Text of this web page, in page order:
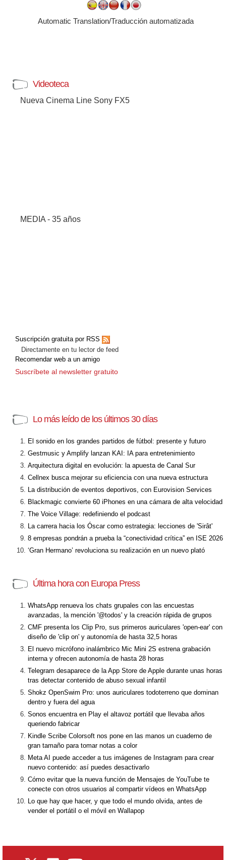
Automatic Translation/Traducción automatizada
Videoteca
Nueva Cinema Line Sony FX5
MEDIA - 35 años
Suscripción gratuita por RSS
Directamente en tu lector de feed
Recomendar web a un amigo
Suscríbete al newsletter gratuito
Lo más leído de los últimos 30 días
El sonido en los grandes partidos de fútbol: presente y futuro
Gestmusic y Amplify lanzan KAI: IA para entretenimiento
Arquitectura digital en evolución: la apuesta de Canal Sur
Cellnex busca mejorar su eficiencia con una nueva estructura
La distribución de eventos deportivos, con Eurovision Services
Blackmagic convierte 60 iPhones en una cámara de alta velocidad
The Voice Village: redefiniendo el podcast
La carrera hacia los Óscar como estrategia: lecciones de 'Sirât'
8 empresas pondrán a prueba la “conectividad crítica” en ISE 2026
‘Gran Hermano’ revoluciona su realización en un nuevo plató
Última hora con Europa Press
WhatsApp renueva los chats grupales con las encuestas
avanzadas, la mención '@todos' y la creación rápida de grupos
CMF presenta los Clip Pro, sus primeros auriculares 'open-ear' con
diseño de 'clip on' y autonomía de hasta 32,5 horas
El nuevo micrófono inalámbrico Mic Mini 2S estrena grabación
interna y ofrecen autonomía de hasta 28 horas
Telegram desaparece de la App Store de Apple durante unas horas
tras detectar contenido de abuso sexual infantil
Shokz OpenSwim Pro: unos auriculares todoterreno que dominan
dentro y fuera del agua
Sonos encuentra en Play el altavoz portátil que llevaba años
queriendo fabricar
Kindle Scribe Colorsoft nos pone en las manos un cuaderno de
gran tamaño para tomar notas a color
Meta AI puede acceder a tus imágenes de Instagram para crear
nuevo contenido: así puedes desactivarlo
Cómo evitar que la nueva función de Mensajes de YouTube te
conecte con otros usuarios al compartir vídeos en WhatsApp
Lo que hay que hacer, y que todo el mundo olvida, antes de
vender el portátil o el móvil en Wallapop